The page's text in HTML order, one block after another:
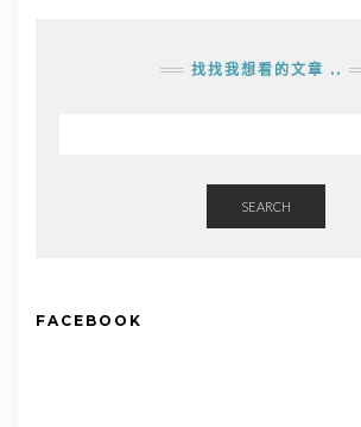
找找我想看的文章 ..
SEARCH
FACEBOOK